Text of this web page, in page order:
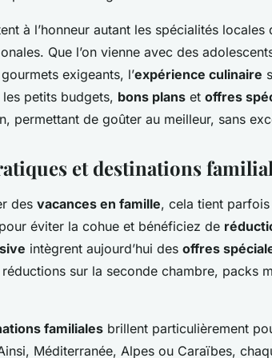
à l’honneur autant les spécialités
Que l’on vienne avec des
exigeants, l’expérience culinaire
petits budgets, bons plans et offres
permettant de goûter au meilleur, sans
et destinations
des vacances en famille, cela tient
éviter la cohue et bénéficiez de
intègrent aujourd’hui des offres
sur la seconde chambre, packs
familiales brillent particulièrement
Méditerranée, Alpes ou Caraïbes,